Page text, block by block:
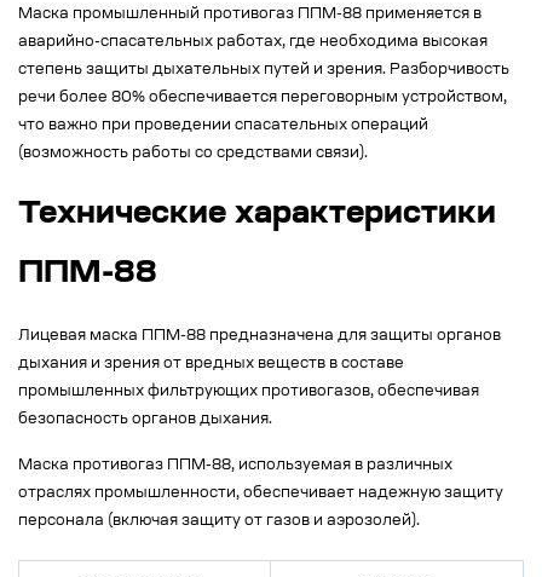
Маска промышленный противогаз ППМ-88 применяется в
аварийно-спасательных работах, где необходима высокая
степень защиты дыхательных путей и зрения. Разборчивость
речи более 80% обеспечивается переговорным устройством,
что важно при проведении спасательных операций
(возможность работы со средствами связи).
Технические характеристики
ППМ-88
Лицевая маска ППМ-88 предназначена для защиты органов
дыхания и зрения от вредных веществ в составе
промышленных фильтрующих противогазов, обеспечивая
безопасность органов дыхания.
Маска противогаз ППМ-88, используемая в различных
отраслях промышленности, обеспечивает надежную защиту
персонала (включая защиту от газов и аэрозолей).